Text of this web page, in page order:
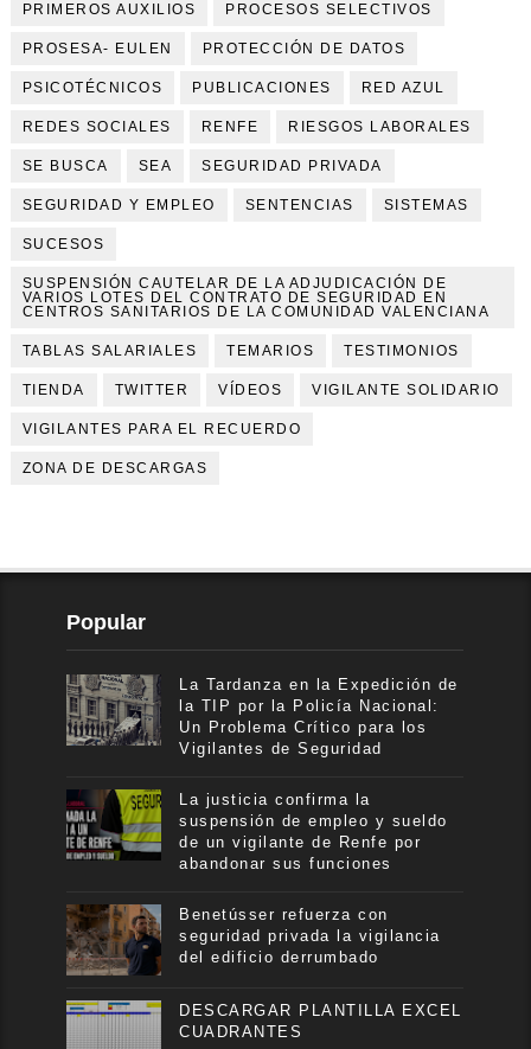
PRIMEROS AUXILIOS PROCESOS SELECTIVOS
PROSESA- EULEN PROTECCIÓN DE DATOS
PSICOTÉCNICOS PUBLICACIONES RED AZUL
REDES SOCIALES RENFE RIESGOS LABORALES
SE BUSCA SEA SEGURIDAD PRIVADA
SEGURIDAD Y EMPLEO SENTENCIAS SISTEMAS
SUCESOS
SUSPENSIÓN CAUTELAR DE LA ADJUDICACIÓN DE
VARIOS LOTES DEL CONTRATO DE SEGURIDAD EN
CENTROS SANITARIOS DE LA COMUNIDAD VALENCIANA
TABLAS SALARIALES TEMARIOS TESTIMONIOS
TIENDA TWITTER VÍDEOS VIGILANTE SOLIDARIO
VIGILANTES PARA EL RECUERDO
ZONA DE DESCARGAS
Popular
La Tardanza en la Expedición de
la TIP por la Policía Nacional:
Un Problema Crítico para los
Vigilantes de Seguridad
La justicia confirma la
suspensión de empleo y sueldo
de un vigilante de Renfe por
abandonar sus funciones
Benetússer refuerza con
seguridad privada la vigilancia
del edificio derrumbado
DESCARGAR PLANTILLA EXCEL
CUADRANTES